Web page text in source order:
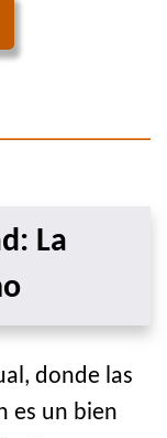
La
donde las
es un bien